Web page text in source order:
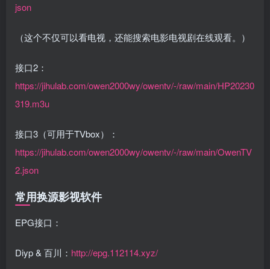
json
（这个不仅可以看电视，还能搜索电影电视剧在线观看。）
接口2：
https://jihulab.com/owen2000wy/owentv/-/raw/main/HP20230
319.m3u
接口3（可用于TVbox）：
https://jihulab.com/owen2000wy/owentv/-/raw/main/OwenTV
2.json
常用换源影视软件
EPG接口：
Diyp & 百川： http://epg.112114.xyz/